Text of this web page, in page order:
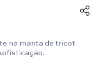
na manta de tricot